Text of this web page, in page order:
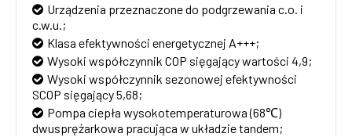
Urządzenia przeznaczone do podgrzewania c.o. i
c.w.u.;
Klasa efektywności energetycznej A+++;
Wysoki współczynnik COP sięgający wartości 4,9;
Wysoki współczynnik sezonowej efektywności
SCOP sięgający 5,68;
Pompa ciepła wysokotemperaturowa (68℃)
dwusprężarkowa pracująca w układzie tandem;